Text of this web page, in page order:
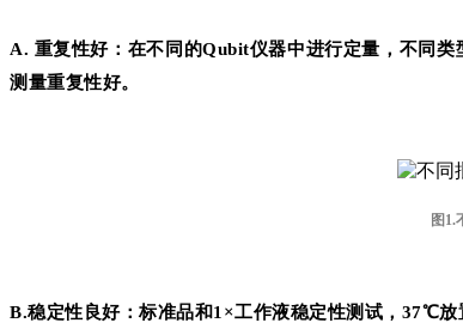
A. 重复性好：在不同的Qubit仪器中进行定量，不同
测量重复性好。
图1.
B.稳定性良好：标准品和1×工作液稳定性测试，37℃